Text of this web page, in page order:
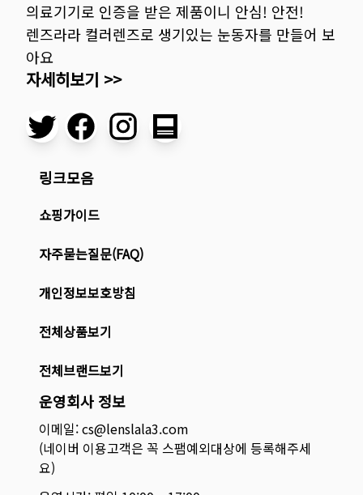
의료기기로 인증을 받은 제품이니 안심! 안전!
렌즈라라 컬러렌즈로 생기있는 눈동자를 만들어 보
아요
자세히보기 >>
링크모음
쇼핑가이드
자주묻는질문(FAQ)
개인정보보호방침
전체상품보기
전체브랜드보기
운영회사 정보
이메일: cs@lenslala3.com
(네이버 이용고객은 꼭 스팸예외대상에 등록해주세
요)